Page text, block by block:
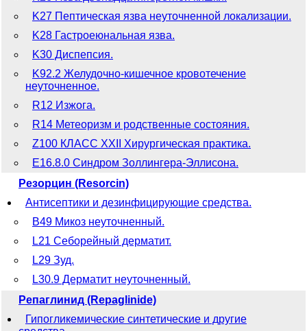
K27 Пептическая язва неуточненной локализации.
K28 Гастроеюнальная язва.
K30 Диспепсия.
K92.2 Желудочно-кишечное кровотечение
неуточненное.
R12 Изжога.
R14 Метеоризм и родственные состояния.
Z100 КЛАСС XXII Хирургическая практика.
E16.8.0 Синдром Золлингера-Эллисона.
Резорцин (Resorcin)
Антисептики и дезинфицирующие средства.
B49 Микоз неуточненный.
L21 Себорейный дерматит.
L29 Зуд.
L30.9 Дерматит неуточненный.
Репаглинид (Repaglinide)
Гипогликемические синтетические и другие